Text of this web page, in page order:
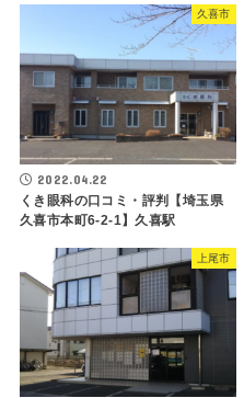
久喜市
2022.04.22
くき眼科の口コミ・評判【埼玉県
久喜市本町6-2-1】久喜駅
上尾市